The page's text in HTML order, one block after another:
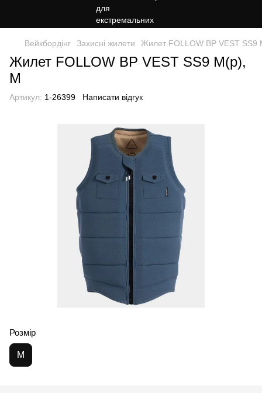
Вейкбордінг Захисні жилети Жилет FOLLOW BP VEST SS9
Жилет FOLLOW BP VEST SS9 M(р),
M
Артикул: 1-26399 Написати відгук
Розмір
M